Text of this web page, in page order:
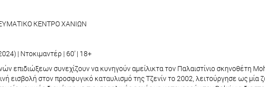
ΚΕΝΤΡΟ ΧΑΝΙΩΝ
| Ντοκιμαντέρ | 60’ | 18+
επιδιώξεων συνεχίζουν να κυνηγούν αμείλικτα τον Παλαιστίνιο σκηνοθέτη
εισβολή στον προσφυγικό καταυλισμό της Τζενίν το 2002, λειτούργησε ως